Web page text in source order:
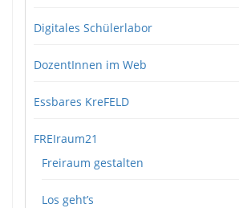
Digitales Schülerlabor
DozentInnen im Web
Essbares KreFELD
FREIraum21
Freiraum gestalten
Los geht’s